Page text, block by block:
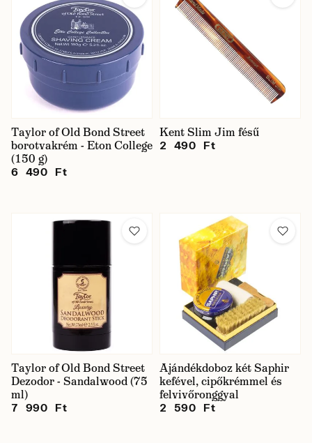
Taylor of Old Bond Street
borotvakrém - Eton College
(150 g)
6 490 Ft
Kent Slim Jim fésű
2 490 Ft
Taylor of Old Bond Street
Dezodor - Sandalwood (75
ml)
7 990 Ft
Ajándékdoboz két Saphir
kefével, cipőkrémmel és
felvivőronggyal
2 590 Ft